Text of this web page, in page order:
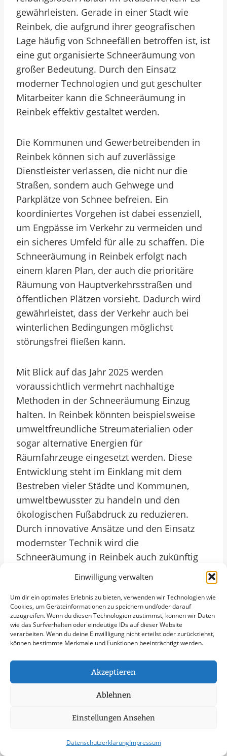
Einwilligung verwalten
Um dir ein optimales Erlebnis zu bieten, verwenden wir Technologien wie
Cookies, um Geräteinformationen zu speichern und/oder darauf
zuzugreifen. Wenn du diesen Technologien zustimmst, können wir Daten
wie das Surfverhalten oder eindeutige IDs auf dieser Website
verarbeiten. Wenn du deine Einwillligung nicht erteilst oder zurückziehst,
können bestimmte Merkmale und Funktionen beeinträchtigt werden.
Akzeptieren
Ablehnen
Einstellungen Ansehen
DatenschutzerklärungImpressum
gewährleisten. Gerade in einer Stadt wie
Reinbek, die aufgrund ihrer geografischen
Lage häufig von Schneefällen betroffen ist, ist
eine gut organisierte Schneeräumung von
großer Bedeutung. Durch den Einsatz
moderner Technologien und gut geschulter
Mitarbeiter kann die Schneeräumung in
Reinbek effektiv gestaltet werden.
Die Kommunen und Gewerbetreibenden in
Reinbek können sich auf zuverlässige
Dienstleister verlassen, die nicht nur die
Straßen, sondern auch Gehwege und
Parkplätze von Schnee befreien. Ein
koordiniertes Vorgehen ist dabei essenziell,
um Engpässe im Verkehr zu vermeiden und
ein sicheres Umfeld für alle zu schaffen. Die
Schneeräumung in Reinbek erfolgt nach
einem klaren Plan, der auch die prioritäre
Räumung von Hauptverkehrsstraßen und
öffentlichen Plätzen vorsieht. Dadurch wird
gewährleistet, dass der Verkehr auch bei
winterlichen Bedingungen möglichst
störungsfrei fließen kann.
Mit Blick auf das Jahr 2025 werden
voraussichtlich vermehrt nachhaltige
Methoden in der Schneeräumung Einzug
halten. In Reinbek könnten beispielsweise
umweltfreundliche Streumaterialien oder
sogar alternative Energien für
Räumfahrzeuge eingesetzt werden. Diese
Entwicklung steht im Einklang mit dem
Bestreben vieler Städte und Kommunen,
umweltbewusster zu handeln und den
ökologischen Fußabdruck zu reduzieren.
Durch innovative Ansätze und den Einsatz
modernster Technik wird die
Schneeräumung in Reinbek auch zukünftig
effektiv und nachhaltig gestaltet sein.
Weitere Themen In
Reinbek
Streudienst
Eisglättebekämpfung
Bereitschaftsdienst
Schneeabtransport
Räumung von öffentlichen Flächen
Weitere Kategorien In